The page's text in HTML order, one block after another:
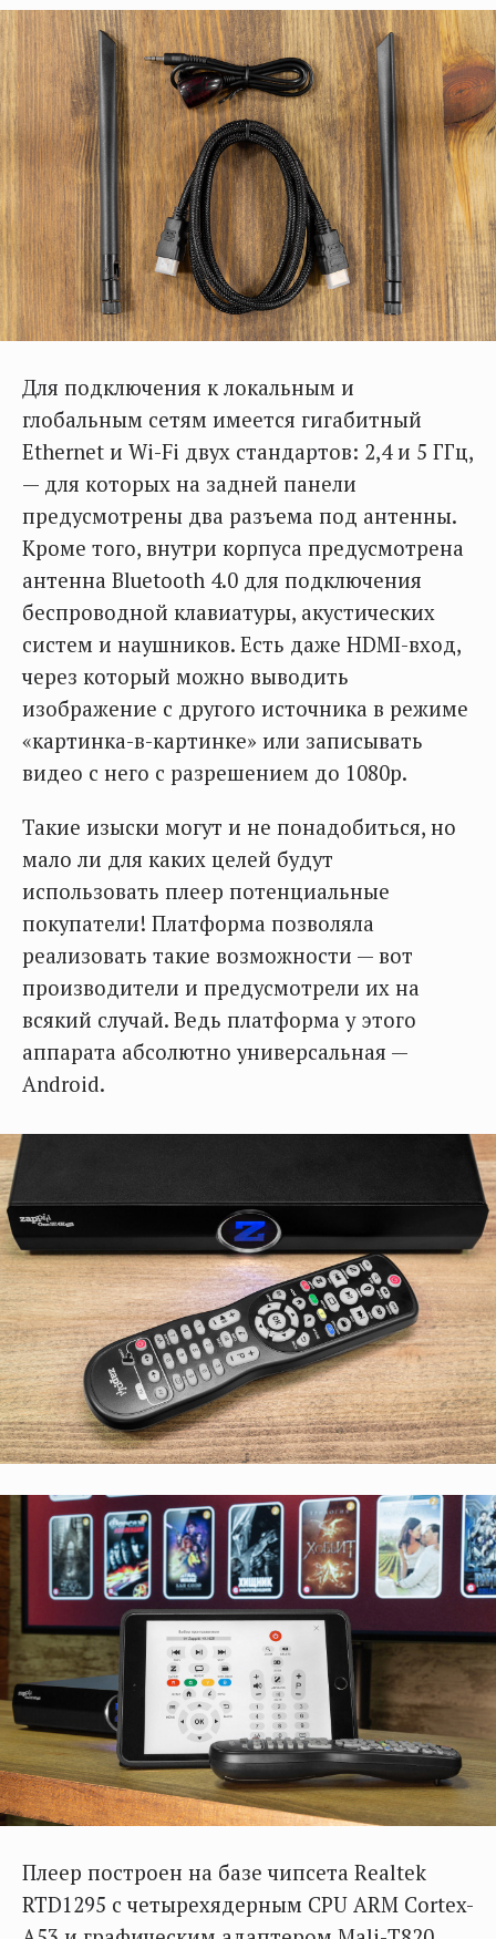
Для подключения к локальным и
глобальным сетям имеется гигабитный
Ethernet и Wi-Fi двух стандартов: 2,4 и 5 ГГц,
— для которых на задней панели
предусмотрены два разъема под антенны.
Кроме того, внутри корпуса предусмотрена
антенна Bluetooth 4.0 для подключения
беспроводной клавиатуры, акустических
систем и наушников. Есть даже HDMI-вход,
через который можно выводить
изображение с другого источника в режиме
«картинка-в-картинке» или записывать
видео с него с разрешением до 1080р.
Такие изыски могут и не понадобиться, но
мало ли для каких целей будут
использовать плеер потенциальные
покупатели! Платформа позволяла
реализовать такие возможности — вот
производители и предусмотрели их на
всякий случай. Ведь платформа у этого
аппарата абсолютно универсальная —
Android.
Плеер построен на базе чипсета Realtek
RTD1295 с четырехядерным CPU ARM Cortex-